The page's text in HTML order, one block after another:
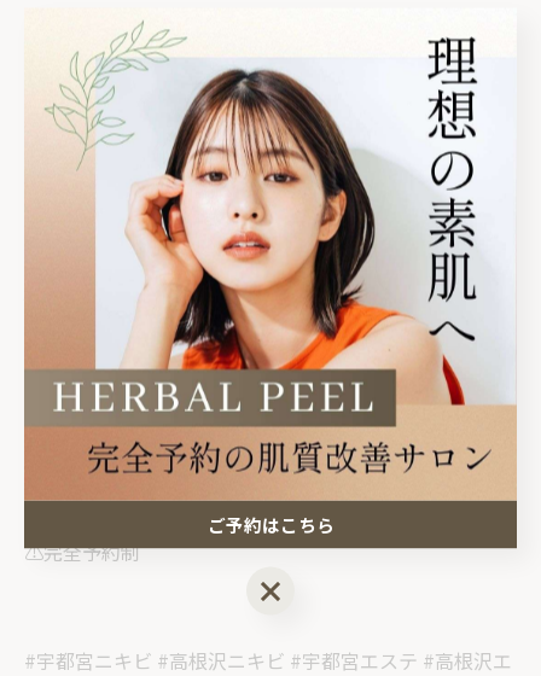
ご予約•お問い合わせ
☑️ホットペッパービューティー
プロフィールのリンクから🔗
☑️InstagramのDM
@revi_yuka_kirei
✿••˗˗˗˗˗˗˗˗˗˗˗˗˗˗˗••✿••˗˗˗˗˗˗˗˗˗˗˗˗˗˗˗••✿
🏠サロン情報
栃木県塩谷郡高根沢町
光陽台5丁目1-12グラフハイツA202
⚠️完全予約制
#宇都宮ニキビ #高根沢ニキビ #宇都宮エステ #高根沢エ
ご予約はこちら
ご予約はこちら